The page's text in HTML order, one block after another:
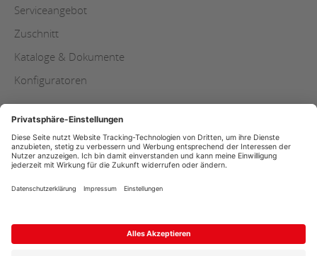
Serviceangebot
Zuschnitt
Kataloge & Dokumente
Konfiguratoren
AGB
Datenschutz